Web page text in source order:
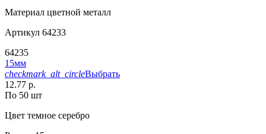
Материал цветной металл
Артикул 64233
64235
15мм
checkmark_alt_circleВыбрать
12.77 р.
По 50 шт
Цвет темное серебро